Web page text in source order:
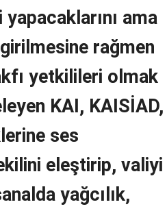
yapacaklarını ama
rağmen
yetkilileri olmak
KAI, KAISİAD,
ses
eleştirip, valiyi
yağcılık,